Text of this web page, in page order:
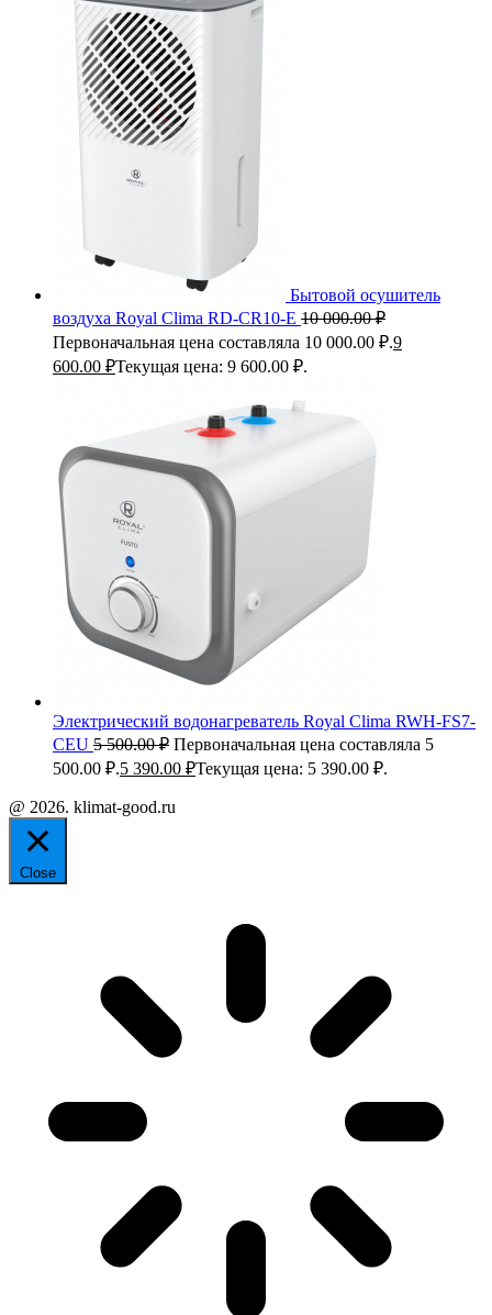
Бытовой осушитель
воздуха Royal Clima RD-CR10-E 10 000.00₽
Первоначальная цена составляла 10 000.00 ₽.9
600.00 ₽Текущая цена: 9 600.00 ₽.
Электрический водонагреватель Royal Clima RWH-FS7-
CEU 5 500.00₽ Первоначальная цена составляла 5
500.00 ₽.5 390.00 ₽Текущая цена: 5 390.00 ₽.
@ 2026. klimat-good.ru
Close